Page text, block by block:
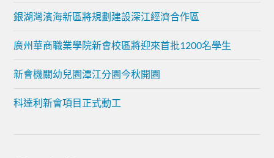
銀湖灣濱海新區將規劃建設深江經濟合作區
廣州華商職業學院新會校區將迎來首批1200名學生
新會機關幼兒園潭江分園今秋開園
科達利新會項目正式動工